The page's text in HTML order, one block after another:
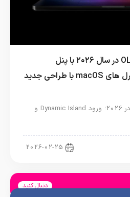
مک بوک پرو لمسی OLED در سال ۲۰۲۶ با پنل
Dynamic Island و کنترل های macOS با طراحی جدید
مک بوک پرو OLED لمسی در 2026؛ ورود Dynamic Island و
2026-02-25
دنبال کنید